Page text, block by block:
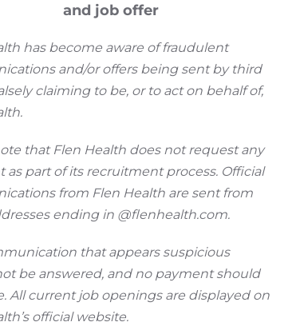
® -
Flaminal répond à
tous les aspects de
TIMES
and job offer
has become aware of fraudulent
and/or offers being sent by third
claiming to be, or to act on behalf of,
that Flen Health does not request any
as part of its recruitment process. Official
from Flen Health are sent from
ending in @flenhealth.com.
that appears suspicious
be answered, and no payment should
All current job openings are displayed on
official website.